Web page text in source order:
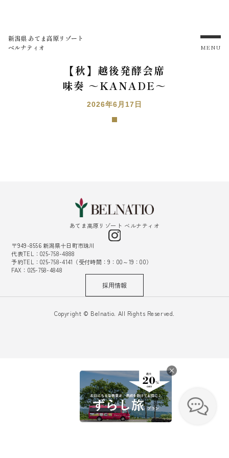
新潟県 あてま高原リゾート
ベルナティオ
MENU
【秋】越後発酵会席
味奏 ～KANADE～
2026年6月17日
あてま高原リゾート ベルナティオ
〒949-8556 新潟県十日町市珠川
代表TEL：025-758-4888
予約TEL：025-758-4141（受付時間：9：00～19：00）
FAX：025-758-4848
採用情報
Copyright © Belnatio. All Rights Reserved.